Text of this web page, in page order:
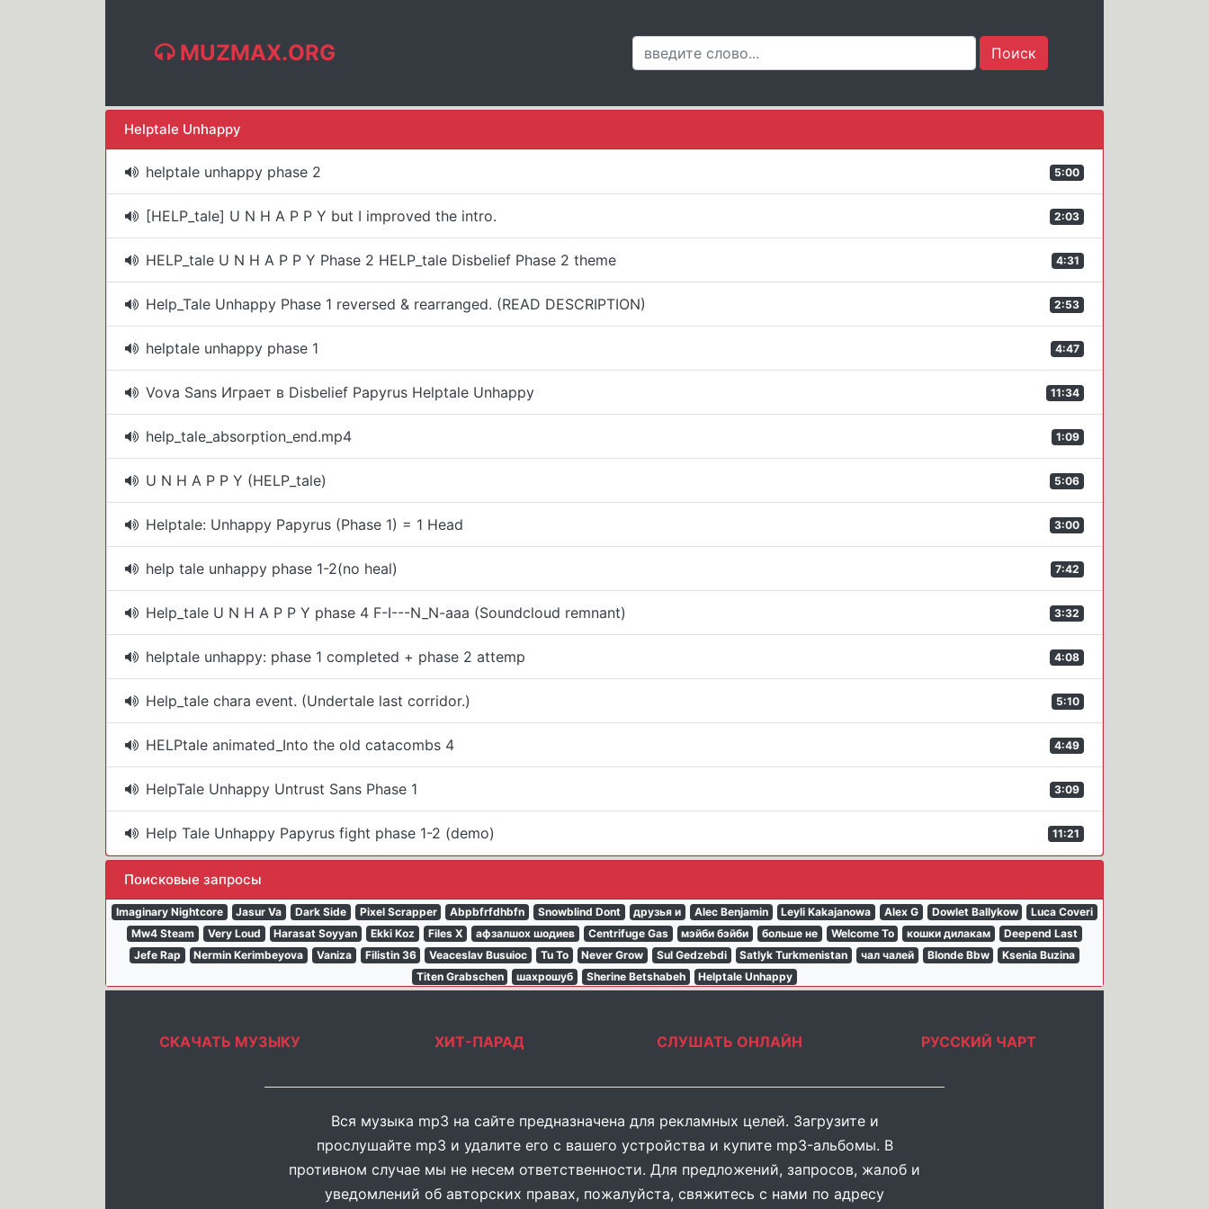
MUZMAX.ORG
Helptale Unhappy
5:00
helptale unhappy phase 2
2:03
[HELP_tale] U N H A P P Y but I improved the intro.
4:31
HELP_tale U N H A P P Y Phase 2 HELP_tale Disbelief Phase 2 theme
2:53
Help_Tale Unhappy Phase 1 reversed & rearranged. (READ DESCRIPTION)
4:47
helptale unhappy phase 1
11:34
Vova Sans Играет в Disbelief Papyrus Helptale Unhappy
1:09
help_tale_absorption_end.mp4
5:06
U N H A P P Y (HELP_tale)
3:00
Helptale: Unhappy Papyrus (Phase 1) = 1 Head
7:42
help tale unhappy phase 1-2(no heal)
3:32
Help_tale U N H A P P Y phase 4 F-I---N_N-aaa (Soundcloud remnant)
4:08
helptale unhappy: phase 1 completed + phase 2 attemp
5:10
Help_tale chara event. (Undertale last corridor.)
4:49
HELPtale animated_Into the old catacombs 4
3:09
HelpTale Unhappy Untrust Sans Phase 1
11:21
Help Tale Unhappy Papyrus fight phase 1-2 (demo)
Поисковые запросы
Imaginary Nightcore Jasur Va Dark Side Pixel Scrapper Abpbfrfdhbfn Snowblind Dont друзья и Alec Benjamin Leyli Kakajanowa Alex G Dowlet Ballykow
Luca Coveri
Mw4 Steam
Very Loud Harasat Soyyan Ekki Koz Files X афзалшох шодиев Centrifuge Gas мэйби бэйби больше не Welcome To кошки дилакам
Deepend Last
Jefe Rap
Nermin Kerimbeyova Vaniza Filistin 36 Veaceslav Busuioc Tu To Never Grow Sul Gedzebdi Satlyk Turkmenistan чал чалей Blonde Bbw
Ksenia Buzina
Titen Grabschen
шахрошуб Sherine Betshabeh Helptale Unhappy
СКАЧАТЬ МУЗЫКУ ХИТ-ПАРАД СЛУШАТЬ ОНЛАЙН РУССКИЙ ЧАРТ
Вся музыка mp3 на сайте предназначена для рекламных целей. Загрузите и
прослушайте mp3 и удалите его с вашего устройства и купите mp3-альбомы. В
противном случае мы не несем ответственности. Для предложений, запросов, жалоб и
уведомлений об авторских правах, пожалуйста, свяжитесь с нами по адресу